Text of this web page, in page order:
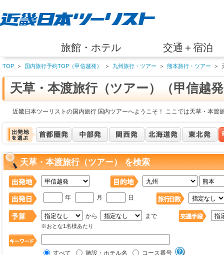
旅館・ホテル 交通＋宿泊
TOP ＞ 国内旅行予約TOP（甲信越発） ＞ 九州旅行・ツアー ＞ 熊本旅行・ツアー ＞
天草・本渡旅行（ツアー）（甲信越
近畿日本ツーリストの国内旅行 国内ツアーへようこそ！ ここでは天草・本渡
天草・本渡旅行（ツアー） を検索
年 月 日
から まで
※おとな1名様あたり
すべて 施設・ホテル名 コース番号